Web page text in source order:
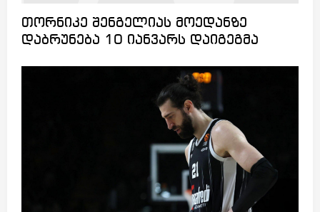
თორნიკე შენგელიას მოედანზე
დაბრუნება 10 იანვარს დაიგეგმა